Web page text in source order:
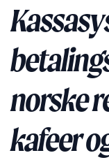
norske
kafeer